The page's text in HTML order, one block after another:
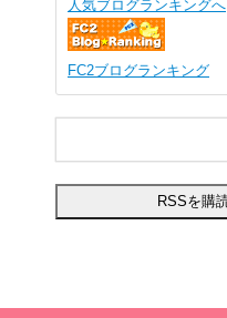
人気ブログランキングへ
FC2ブログランキング